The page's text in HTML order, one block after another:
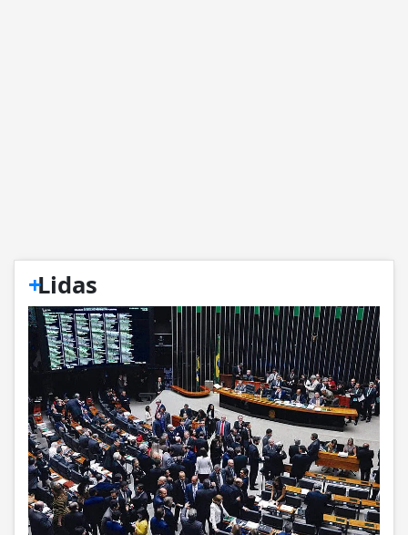
+
Lidas